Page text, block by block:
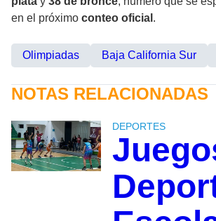
en el próximo conteo oficial .
Olimpiadas Baja California Sur
NOTAS RELACIONADAS
DEPORTES